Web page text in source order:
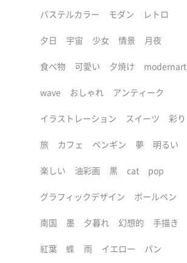
パステルカラー モダン レトロ
夕日 宇宙 少女 情景 月夜
食べ物 可愛い 夕焼け modernart
wave おしゃれ アンティーク
イラストレーション スイーツ 彩り
旅 カフェ ペンギン 夢 明るい
楽しい 油彩画 黒 cat pop
グラフィックデザイン ボールペン
南国 墨 夕暮れ 幻想的 手描き
紅葉 蝶 雨 イエロー パン